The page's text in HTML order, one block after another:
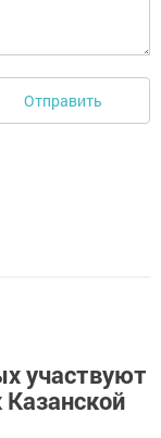
Отправить
участвуют